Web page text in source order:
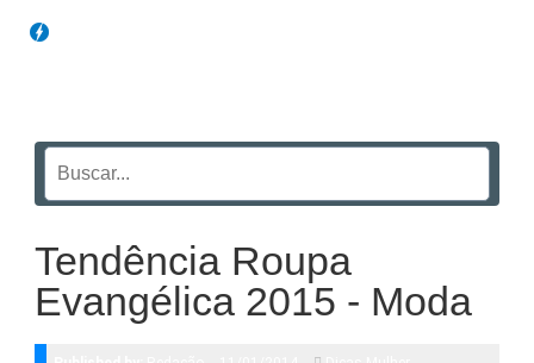
Tendência Roupa
Evangélica 2015 - Moda